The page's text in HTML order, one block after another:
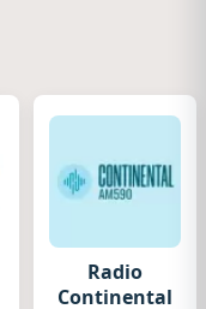
Radio
Continental